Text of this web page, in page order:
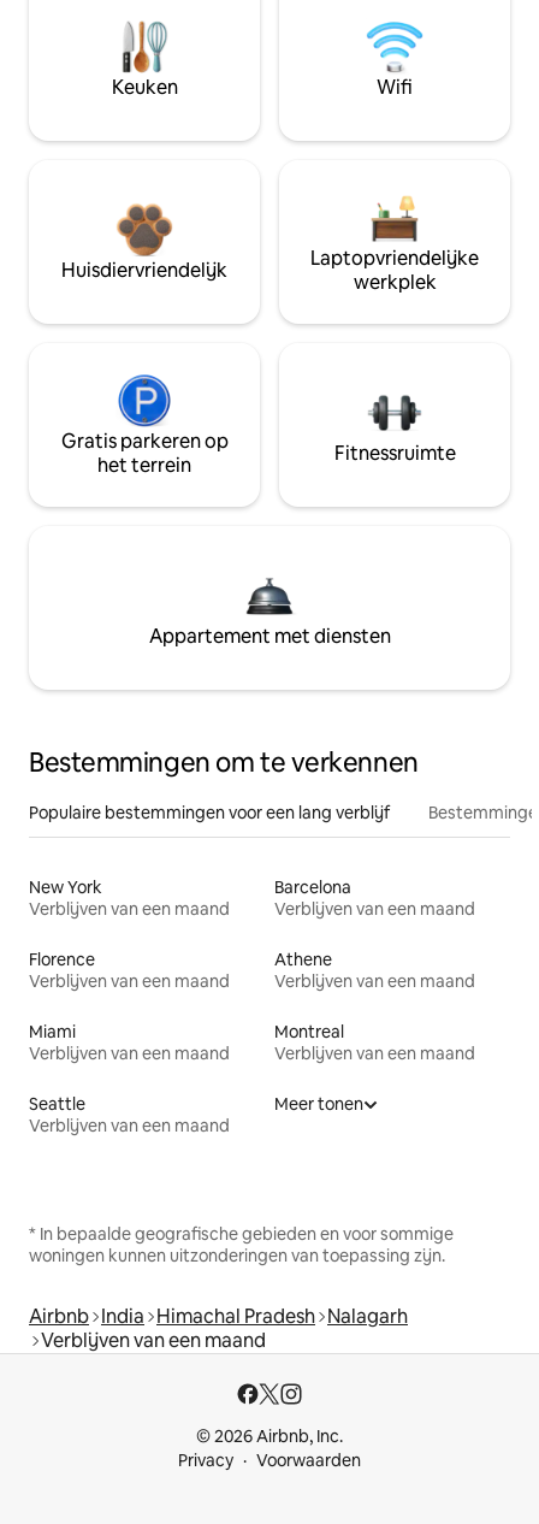
Keuken Wifi
Huisdiervriendelijk
Laptopvriendelijke
werkplek
Gratis parkeren op
het terrein
Fitnessruimte
Appartement met diensten
Bestemmingen om te verkennen
Populaire bestemmingen voor een lang verblijf
New York
Verblijven van een maand
Barcelona
Verblijven van een maand
Florence
Verblijven van een maand
Athene
Verblijven van een maand
Miami
Verblijven van een maand
Montreal
Verblijven van een maand
Seattle
Verblijven van een maand
Meer tonen
* In bepaalde geografische gebieden en voor sommige
woningen kunnen uitzonderingen van toepassing zijn.
Airbnb India Himachal Pradesh Nalagarh
Verblijven van een maand
© 2026 Airbnb, Inc.
Privacy
Voorwaarden